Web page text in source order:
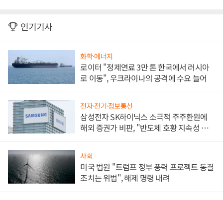
인기기사
화학·에너지
로이터 "정제연료 3만 톤 한국에서 러시아
로 이동", 우크라이나의 공격에 수요 늘어
전자·전기·정보통신
삼성전자 SK하이닉스 소극적 주주환원에
해외 증권가 비판, "반도체 호황 지속성 의
사회
미국 법원 "트럼프 정부 풍력 프로젝트 동결
조치는 위법", 해제 명령 내려